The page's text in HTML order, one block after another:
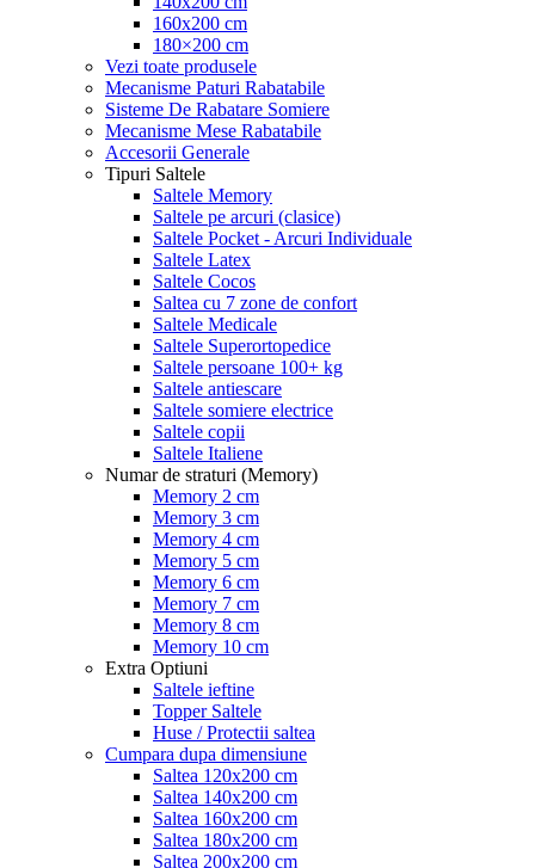
160x200 cm
180×200 cm
Vezi toate produsele
Mecanisme Paturi Rabatabile
Sisteme De Rabatare Somiere
Mecanisme Mese Rabatabile
Accesorii Generale
Tipuri Saltele
Saltele Memory
Saltele pe arcuri (clasice)
Saltele Pocket - Arcuri Individuale
Saltele Latex
Saltele Cocos
Saltea cu 7 zone de confort
Saltele Medicale
Saltele Superortopedice
Saltele persoane 100+ kg
Saltele antiescare
Saltele somiere electrice
Saltele copii
Saltele Italiene
Numar de straturi (Memory)
Memory 2 cm
Memory 3 cm
Memory 4 cm
Memory 5 cm
Memory 6 cm
Memory 7 cm
Memory 8 cm
Memory 10 cm
Extra Optiuni
Saltele ieftine
Topper Saltele
Huse / Protectii saltea
Cumpara dupa dimensiune
Saltea 120x200 cm
Saltea 140x200 cm
Saltea 160x200 cm
Saltea 180x200 cm
Saltea 200x200 cm